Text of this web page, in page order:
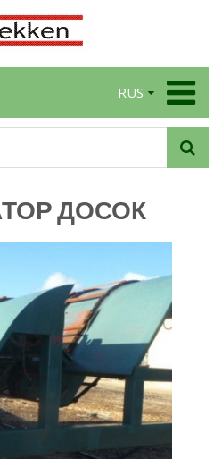
RUS
ДОСОК